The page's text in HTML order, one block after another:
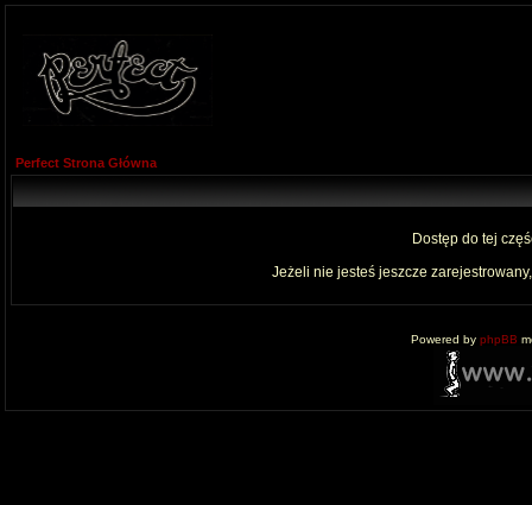
Perfect Strona Główna
Dostęp do tej
Jeżeli nie jesteś jeszcze
Powered by phpBB